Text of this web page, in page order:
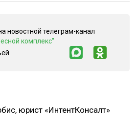
юрист «ИнтентКонсалт»
новостной телеграм-канал
комплекс"